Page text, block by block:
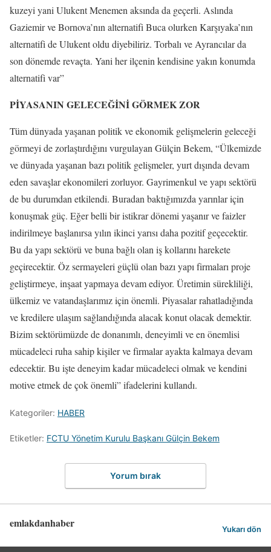
kuzeyi yani Ulukent Menemen aksında da geçerli. Aslında
Gaziemir ve Bornova’nın alternatifi Buca olurken Karşıyaka’nın
alternatifi de Ulukent oldu diyebiliriz. Torbalı ve Ayrancılar da
son dönemde revaçta. Yani her ilçenin kendisine yakın konumda
alternatifi var”
PİYASANIN GELECEĞİNİ GÖRMEK ZOR
Tüm dünyada yaşanan politik ve ekonomik gelişmelerin geleceği
görmeyi de zorlaştırdığını vurgulayan Gülçin Bekem, “Ülkemizde
ve dünyada yaşanan bazı politik gelişmeler, yurt dışında devam
eden savaşlar ekonomileri zorluyor. Gayrimenkul ve yapı sektörü
de bu durumdan etkilendi. Buradan baktığımızda yarınlar için
konuşmak güç. Eğer belli bir istikrar dönemi yaşanır ve faizler
indirilmeye başlanırsa yılın ikinci yarısı daha pozitif geçecektir.
Bu da yapı sektörü ve buna bağlı olan iş kollarını harekete
geçirecektir. Öz sermayeleri güçlü olan bazı yapı firmaları proje
geliştirmeye, inşaat yapmaya devam ediyor. Üretimin sürekliliği,
ülkemiz ve vatandaşlarımız için önemli. Piyasalar rahatladığında
ve kredilere ulaşım sağlandığında alacak konut olacak demektir.
Bizim sektörümüzde de donanımlı, deneyimli ve en önemlisi
mücadeleci ruha sahip kişiler ve firmalar ayakta kalmaya devam
edecektir. Bu işte deneyim kadar mücadeleci olmak ve kendini
motive etmek de çok önemli” ifadelerini kullandı.
Kategoriler: HABER
Etiketler: FCTU Yönetim Kurulu Başkanı Gülçin Bekem
Yorum bırak
emlakdanhaber Yukarı dön